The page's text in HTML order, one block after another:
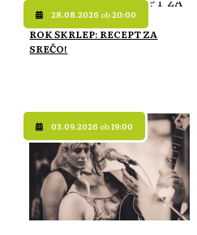
28.08.2026 ob20:00
ROK ŠKRLEP: RECEPT ZA
SREČO!
03.09.2026 ob19:00